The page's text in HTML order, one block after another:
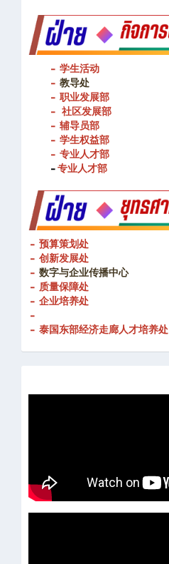
- 学生活动
- 教导处
- 职业发展部
-社区发展部
- 辅导员部
- 学生权益部
- 专业人才部
-专业人才部
- 预算策划处
- 创新发展处
- 数字与企业传播中心
- 质量保障处
- 企业培养处
-
- 泰国东部经济走廊人才培养处